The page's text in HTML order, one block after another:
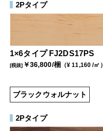
2Pタイプ
1×6タイプ FJ2DS17PS
[税抜] ￥36,800/梱 （¥ 11,160/㎡）
ブラックウォルナット
2Pタイプ